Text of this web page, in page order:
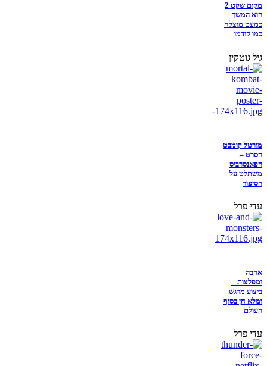
מקום שקט 2
הוא המשך
כמעט מוצלח
כמו קודמו
גיל גוטקין
מורטל קומבט
הסרט –
הפאנסרביס
משתלט על
הסיפור
עדי פרל
אהבה
ומפלצות –
ביצוע מרגש
ומלא חן בסוף
העולם
עדי פרל